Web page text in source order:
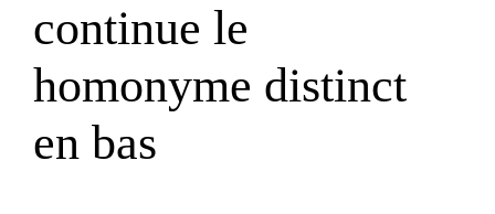
continue le
homonyme distinct
en bas